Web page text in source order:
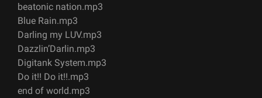
beatonic nation.mp3
Blue Rain.mp3
Darling my LUV.mp3
Dazzlin’Darlin.mp3
Digitank System.mp3
Do it!! Do it!!.mp3
end of world.mp3